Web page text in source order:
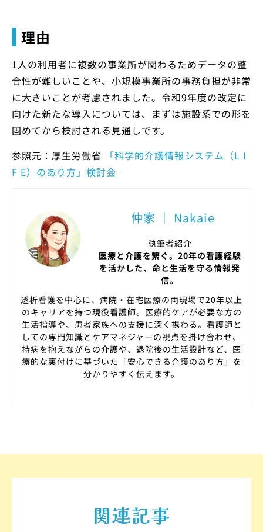
理由
1人の利用者に複数の事業所が関わるためデータの整
合性が難しいことや、小規模事業所の事務負担が非常
に大きいことが考慮されました。令和9年度の改定に
向けた新たな導入については、まずは施設系での形を
固めてから検討される見通しです。
参照元：厚生労働省
「科学的介護情報システム（L I
F E）のあり方」検討会
仲家 ｜ Nakaie
執筆者紹介
医療と介護を繋ぐ。20年の看護経験
を活かした、命と生活を守る情報発
信。
透析看護を中心に、病院・在宅医療の両現場で20年以上
のキャリアを持つ現役看護師。医療的ケアが必要な方の
生活指導や、患者家族への支援に深く携わる。看護師と
しての専門知識とケアマネジャーの視点を掛け合わせ、
持病を抱えながらの介護や、退院後の生活設計など、医
療的な裏付けに基づいた「安心できる介護のあり方」を
分かりやすく伝えます。
関連記事